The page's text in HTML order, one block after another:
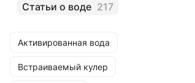
Статьи о воде 217
Активированная вода
Встраиваемый кулер